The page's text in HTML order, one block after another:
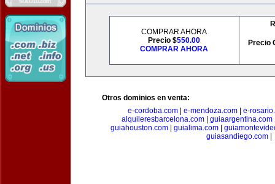
COMPRAR AHORA
Precio $550.00
COMPRAR AHORA
Precio
Otros dominios en venta:
e-cordoba.com
e-mendoza.com
e-
alquileresbarcelona.com| guiaargentina.com
guiahouston.com| guialima.com|
guiasandiego.com|